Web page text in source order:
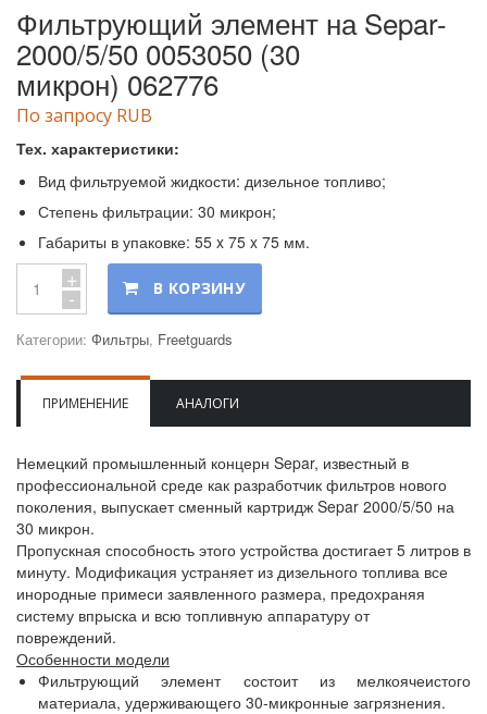
Фильтрующий элемент на Separ-
2000/5/50 0053050 (30
микрон) 062776
По запросу RUB
Тех. характеристики:
Вид фильтруемой жидкости: дизельное топливо;
Степень фильтрации: 30 микрон;
Габариты в упаковке: 55 x 75 x 75 мм.
+
- В КОРЗИНУ
Категории: Фильтры, Freetguards
ПРИМЕНЕНИЕ АНАЛОГИ
Немецкий промышленный концерн Separ, известный в
профессиональной среде как разработчик фильтров нового
поколения, выпускает сменный картридж Separ 2000/5/50 на
30 микрон.
Пропускная способность этого устройства достигает 5 литров в
минуту. Модификация устраняет из дизельного топлива все
инородные примеси заявленного размера, предохраняя
систему впрыска и всю топливную аппаратуру от
повреждений.
Особенности модели
Фильтрующий элемент состоит из мелкоячеистого
материала, удерживающего 30-микронные загрязнения.